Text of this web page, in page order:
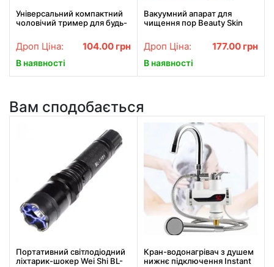
Універсальний компактний
чоловічий тример для будь-
Найкраща ціна!
Дроп Ціна: 104.00 грн
В наявності
Вакуумний апарат для
чищення пор Beauty Skin
Найкраща ціна!
Дроп Ціна: 177.00 грн
В наявності
Вам сподобається
Портативний світлодіодний
ліхтарик-шокер Wei Shi BL-
Кран-водонагрівач з душем
нижнє підключення Instant